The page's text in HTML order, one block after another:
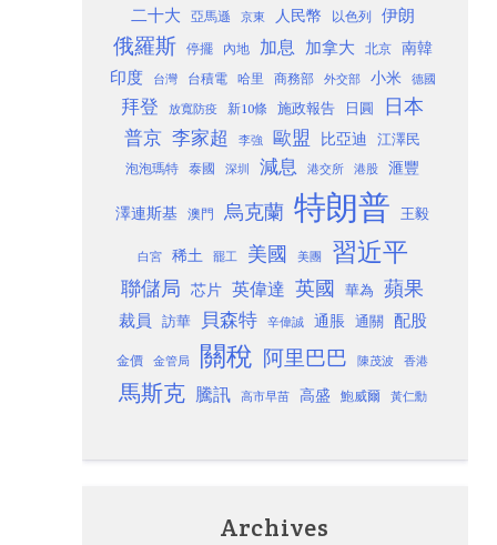
二十大 亞馬遜 京東 人民幣 以色列 伊朗
俄羅斯 停擺 內地 加息 加拿大 北京
南韓
印度
台灣 台積電 哈里 商務部 外交部 小米 德國
拜登 放寬防疫 新10條 施政報告 日圓 日本
普京 李家超 李強 歐盟 比亞迪 江澤民
泡泡瑪特 泰國 深圳 減息 港交所 港股 滙豐
澤連斯基 澳門 烏克蘭 特朗普 王毅
白宮 稀土 罷工 美國 美團 習近平
聯儲局 芯片 英偉達 英國 華為 蘋果
裁員 訪華 貝森特 辛偉誠 通脹 通關 配股
金價 金管局 關稅 阿里巴巴 陳茂波 香港
馬斯克 騰訊 高市早苗 高盛 鮑威爾 黃仁勳
Archives